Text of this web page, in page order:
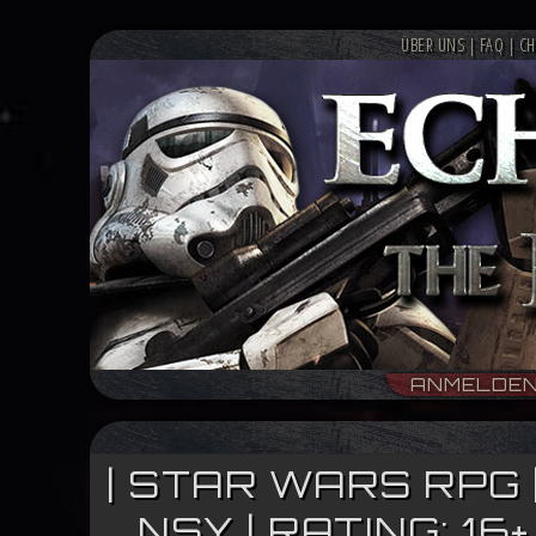
ÜBER UNS| FAQ|
| STAR WARS